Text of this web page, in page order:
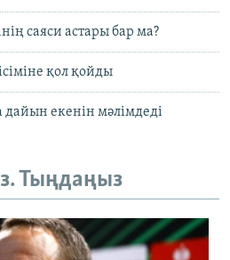
саяси астары бар ма?
қол қойды
дайын екенін мәлімдеді
Тыңдаңыз